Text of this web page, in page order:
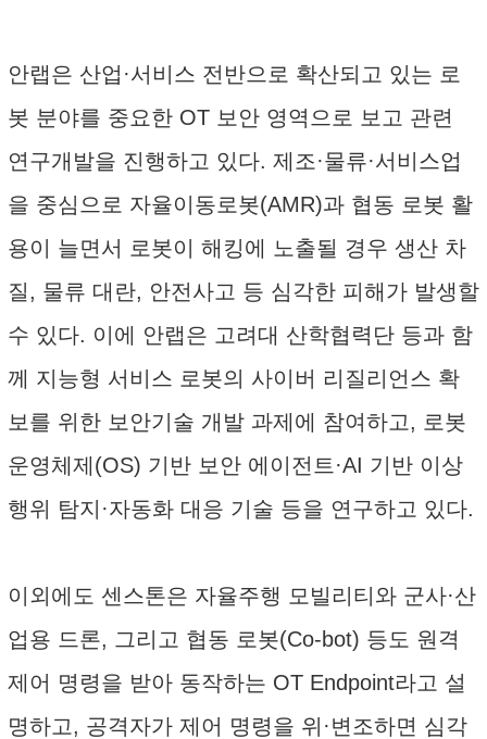
안랩은 산업·서비스 전반으로 확산되고 있는 로
봇 분야를 중요한 OT 보안 영역으로 보고 관련
연구개발을 진행하고 있다. 제조·물류·서비스업
을 중심으로 자율이동로봇(AMR)과 협동 로봇 활
용이 늘면서 로봇이 해킹에 노출될 경우 생산 차
질, 물류 대란, 안전사고 등 심각한 피해가 발생할
수 있다. 이에 안랩은 고려대 산학협력단 등과 함
께 지능형 서비스 로봇의 사이버 리질리언스 확
보를 위한 보안기술 개발 과제에 참여하고, 로봇
운영체제(OS) 기반 보안 에이전트·AI 기반 이상
행위 탐지·자동화 대응 기술 등을 연구하고 있다.
이외에도 센스톤은 자율주행 모빌리티와 군사·산
업용 드론, 그리고 협동 로봇(Co-bot) 등도 원격
제어 명령을 받아 동작하는 OT Endpoint라고 설
명하고, 공격자가 제어 명령을 위·변조하면 심각